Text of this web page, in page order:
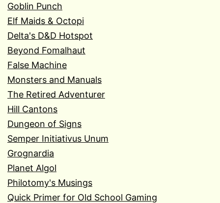
Goblin Punch
Elf Maids & Octopi
Delta's D&D Hotspot
Beyond Fomalhaut
False Machine
Monsters and Manuals
The Retired Adventurer
Hill Cantons
Dungeon of Signs
Semper Initiativus Unum
Grognardia
Planet Algol
Philotomy's Musings
Quick Primer for Old School Gaming